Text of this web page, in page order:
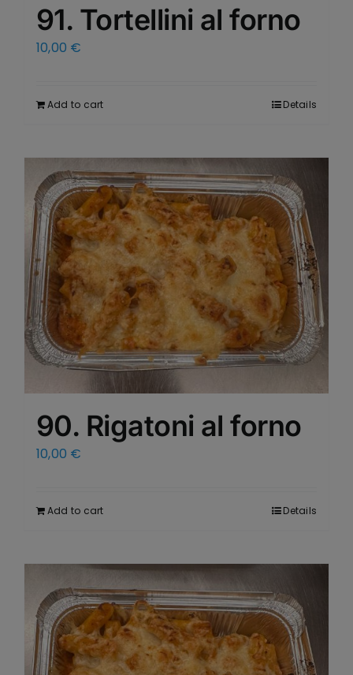
91. Tortellini al forno
10,00 €
Add to cart Details
90. Rigatoni al forno
10,00 €
Add to cart Details